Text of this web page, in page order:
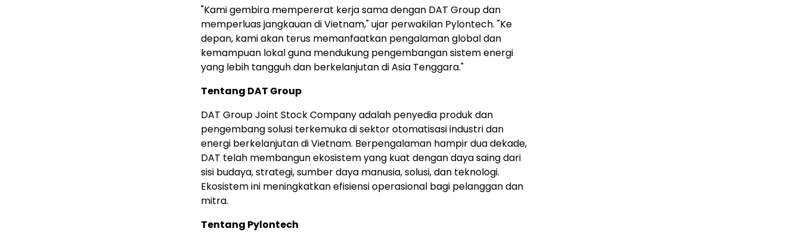
"Kami gembira mempererat kerja sama dengan DAT Group dan
memperluas jangkauan di Vietnam," ujar perwakilan Pylontech. "Ke
depan, kami akan terus memanfaatkan pengalaman global dan
kemampuan lokal guna mendukung pengembangan sistem energi
yang lebih tangguh dan berkelanjutan di Asia Tenggara."
Tentang DAT Group
DAT Group Joint Stock Company adalah penyedia produk dan
pengembang solusi terkemuka di sektor otomatisasi industri dan
energi berkelanjutan di Vietnam. Berpengalaman hampir dua dekade,
DAT telah membangun ekosistem yang kuat dengan daya saing dari
sisi budaya, strategi, sumber daya manusia, solusi, dan teknologi.
Ekosistem ini meningkatkan efisiensi operasional bagi pelanggan dan
mitra.
Tentang Pylontech